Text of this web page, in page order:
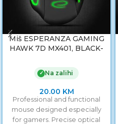
Miš ESPERANZA GAMING
HAWK 7D MX401, BLACK-
click, ergonomic,
EGM401KG
✓ Na zalihi
20.00 KM
Professional and functional
mouse designed especially
for gamers. Precise optical